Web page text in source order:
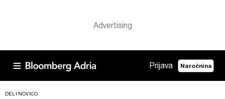
Prijava Naročnina
DELI NOVICO